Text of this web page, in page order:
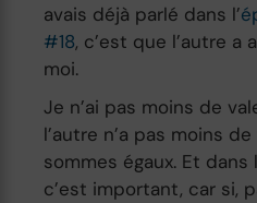
avais déjà parlé dans l’
#18, c’est que l’autre a
moi.
Je n’ai pas moins de
l’autre n’a pas moins
sommes égaux. Et
c’est important, car si,